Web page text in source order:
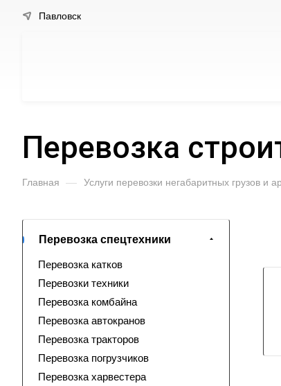
Павловск
Перевозка
Главная — Услуги перевозки негабаритных грузов
Перевозка спецтехники
Перевозка катков
Перевозки техники
Перевозка комбайна
Перевозка автокранов
Перевозка тракторов
Перевозка погрузчиков
Перевозка харвестера